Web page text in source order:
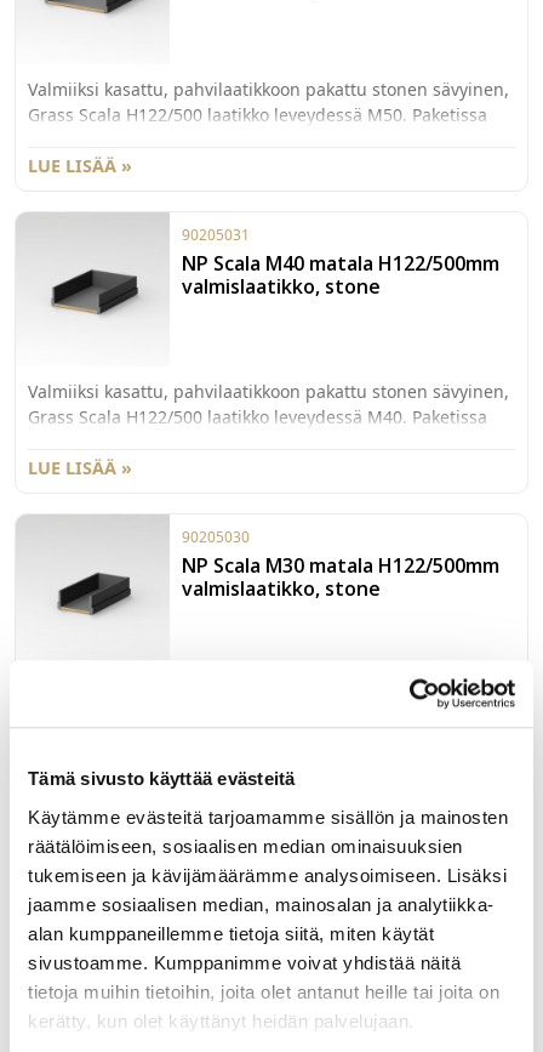
Tämä sivusto käyttää evästeitä
Käytämme evästeitä tarjoamamme sisällön ja mainosten
räätälöimiseen, sosiaalisen median ominaisuuksien
tukemiseen ja kävijämäärämme analysoimiseen. Lisäksi
jaamme sosiaalisen median, mainosalan ja analytiikka-
alan kumppaneillemme tietoja siitä, miten käytät
sivustoamme. Kumppanimme voivat yhdistää näitä
tietoja muihin tietoihin, joita olet antanut heille tai joita on
kerätty, kun olet käyttänyt heidän palvelujaan.
Valmiiksi kasattu, pahvilaatikkoon pakattu stonen sävyinen,
Grass Scala H122/500 laatikko leveydessä M50. Paketissa
käpytapilla.
LUE LISÄÄ »
90205031
NP Scala M40 matala H122/500mm
valmislaatikko, stone
Valmiiksi kasattu, pahvilaatikkoon pakattu stonen sävyinen,
Grass Scala H122/500 laatikko leveydessä M40. Paketissa
käpytapilla.
LUE LISÄÄ »
90205030
NP Scala M30 matala H122/500mm
valmislaatikko, stone
Valmiiksi kasattu, pahvilaatikkoon pakattu stonen sävyinen,
käpytapilla.
LUE LISÄÄ »
90205008
NP Scala M100 matala H90/500mm
valmislaatikko, stone
Valmiiksi kasattu, pahvilaatikkoon pakattu stonen sävyinen,
Grass Scala H90/500 laatikko leveydessä M100. Paketissa